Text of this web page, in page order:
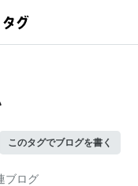
このタグでブログを書く
ブログ